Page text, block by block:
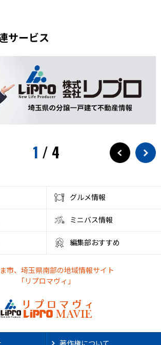
サービス
1 / 4
グルメ情報
ミニバス情報
編集部おすすめ
市、埼玉県南部の地域情報サイト
「リプロマヴィ」
著作権について